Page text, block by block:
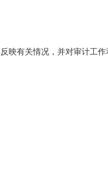
有关情况，并对审计工作